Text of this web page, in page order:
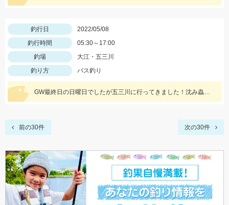
釣行日
2022/05/08
釣行時間
05:30～17:00
釣場
大江・五三川
釣り方
バス釣り
GW最終日の日曜日でしたが五三川に行ってきました！沈み蟲の1.8が高反応でした！沈み蟲1.8のズル引きで釣果を出せてオフセットフックなので根掛かりも少なくてオススメですよ！
前の30件 次の30件